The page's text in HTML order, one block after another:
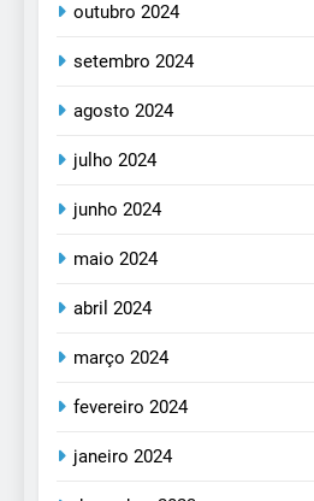
outubro 2024
setembro 2024
agosto 2024
julho 2024
junho 2024
maio 2024
abril 2024
março 2024
fevereiro 2024
janeiro 2024